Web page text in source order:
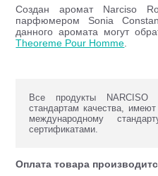
Создан аромат Narciso
парфюмером Sonia
данного аромата могут
Theoreme Pour Homme
Все продукты NARCISO
стандартам качества,
международному
сертификатами.
Оплата товара